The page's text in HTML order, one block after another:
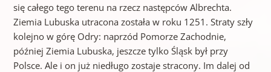
się całego tego terenu na rzecz następców Albrechta.
Ziemia Lubuska utracona została w roku 1251. Straty szły
kolejno w górę Odry: naprzód Pomorze Zachodnie,
później Ziemia Lubuska, jeszcze tylko Śląsk był przy
Polsce. Ale i on już niedługo zostaje stracony. Im dalej od